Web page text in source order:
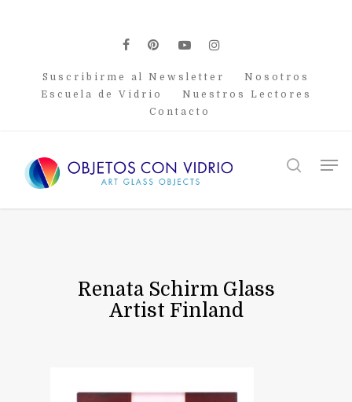
facebook
pinterest
youtubeinstagram
Suscribirme al Newsletter
Nosotros
Escuela de Vidrio
Nuestros Lectores
Contacto
search
Renata Schirm Glass
Artist Finland